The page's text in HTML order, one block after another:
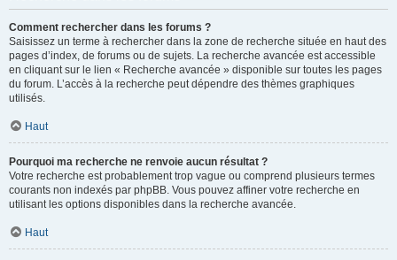
Comment rechercher dans les forums ?
Saisissez un terme à rechercher dans la zone de recherche située en haut des
pages d’index, de forums ou de sujets. La recherche avancée est accessible
en cliquant sur le lien « Recherche avancée » disponible sur toutes les pages
du forum. L’accès à la recherche peut dépendre des thèmes graphiques
utilisés.
Haut
Pourquoi ma recherche ne renvoie aucun résultat ?
Votre recherche est probablement trop vague ou comprend plusieurs termes
courants non indexés par phpBB. Vous pouvez affiner votre recherche en
utilisant les options disponibles dans la recherche avancée.
Haut